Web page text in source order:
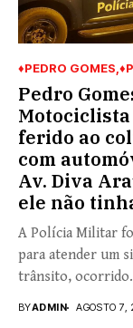
♦PEDRO GOMES
Pedro
ferido ao
com
Av. Diva
ele não
A Polícia Militar
para atender um
trânsito,
BYADMIN AGOSTO 7,